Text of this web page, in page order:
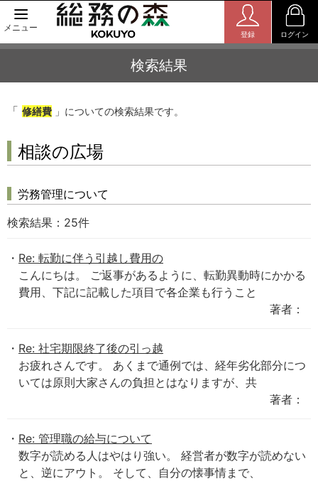
メニュー
登録 ログイン
検索結果
「 修繕費 」についての検索結果です。
相談の広場
労務管理について
検索結果： 25件
Re: 転勤に伴う引越し費用の
こんにちは。 ご返事があるように、転勤異動時にかかる
費用、下記に記載した項目で各企業も行うこと
著者：
Re: 社宅期限終了後の引っ越
お疲れさんです。 あくまで通例では、経年劣化部分につ
いては原則大家さんの負担とはなりますが、共
著者：
Re: 管理職の給与について
数字が読める人はやはり強い。 経営者が数字が読めない
と、逆にアウト。 そして、自分の懐事情まで、